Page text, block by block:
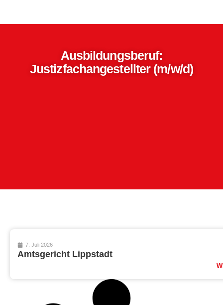
Ausbildungsberuf:
Justizfachangestellter (m/w/d)
7. Juli 2026
Amtsgericht Lippstadt